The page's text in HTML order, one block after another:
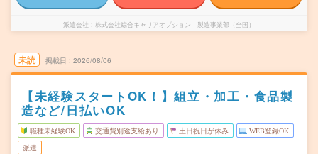
派遣会社 株式会社綜合キャリアオプション 製造事業部（全国）
未読 掲載日 2026/08/06
【未経験スタートOK！】組立・加工・食品製
造など/日払いOK
職種未経験OK 交通費別途支給あり 土日祝日が休み WEB登録OK
派遣